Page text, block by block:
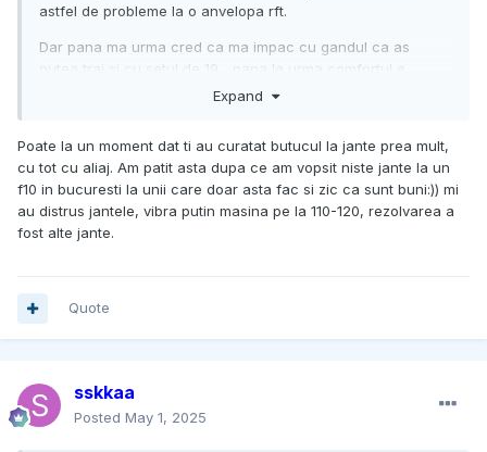
astfel de probleme la o anvelopa rft.
Dar pana ma urma cred ca ma impac cu gandul ca as
putea trai si cu setul de 19... pana la urma comfortul e
utilizat zilnic, pe cand pe partea dinamica ma mai pot
Expand
Poate la un moment dat ti au curatat butucul la jante prea mult,
cu tot cu aliaj. Am patit asta dupa ce am vopsit niste jante la un
f10 in bucuresti la unii care doar asta fac si zic ca sunt buni:)) mi
au distrus jantele, vibra putin masina pe la 110-120, rezolvarea a
fost alte jante.
Quote
sskkaa
Posted May 1, 2025